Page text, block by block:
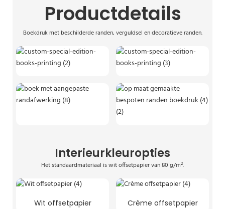
Productdetails
Boekdruk met beschilderde randen, verguldsel en decoratieve randen.
Interieurkleuropties
Het standaardmateriaal is wit offsetpapier van 80 g/m².
Wit offsetpapier Crème offsetpapier